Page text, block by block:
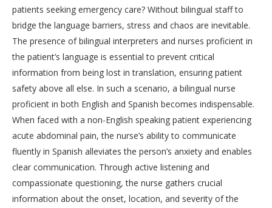
patients seeking emergency care? Without bilingual staff to
bridge the language barriers, stress and chaos are inevitable.
The presence of bilingual interpreters and nurses proficient in
the patient’s language is essential to prevent critical
information from being lost in translation, ensuring patient
safety above all else. In such a scenario, a bilingual nurse
proficient in both English and Spanish becomes indispensable.
When faced with a non-English speaking patient experiencing
acute abdominal pain, the nurse’s ability to communicate
fluently in Spanish alleviates the person’s anxiety and enables
clear communication. Through active listening and
compassionate questioning, the nurse gathers crucial
information about the onset, location, and severity of the